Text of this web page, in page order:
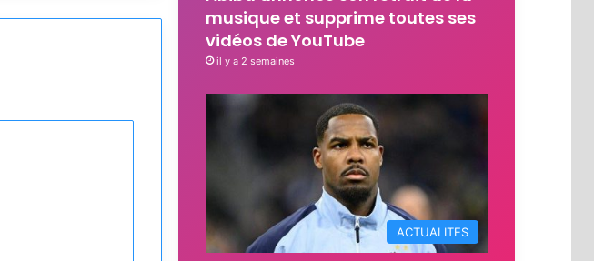
musique et supprime toutes ses
vidéos de YouTube
il y a 2 semaines
ACTUALITES